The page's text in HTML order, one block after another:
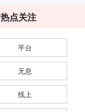
热点关注
平台
无息
线上